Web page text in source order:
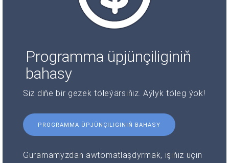
Programma üpjünçiliginiň
bahasy
Siz diňe bir gezek töleýärsiňiz. Aýlyk töleg ýok!
PROGRAMMA ÜPJÜNÇILIGINIŇ BAHASY
Guramamyzdan awtomatlaşdyrmak, işiňiz üçin